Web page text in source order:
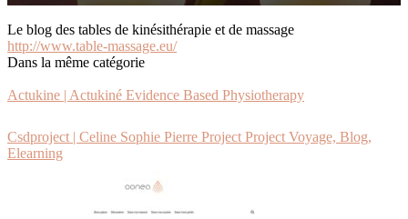
Le blog des tables de kinésithérapie et de massage
http://www.table-massage.eu/
Dans la même catégorie
Actukine | Actukiné Evidence Based Physiot­he­rapy
Csdproject | Celine Sophie Pierre Project Project Voyage, Blog,
Elearning